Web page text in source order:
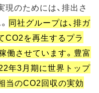
のためには、排出さ
同社グループは、排ガ
CO2を再生するプラ
働させています。豊富
年3月期に世界トップ
当のCO2回収の実効